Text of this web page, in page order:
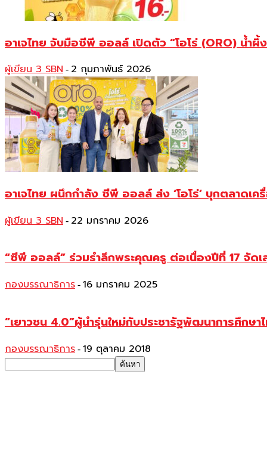
อาเจไทย จับมือซีพี ออลล์ เปิดตัว “โอโร่ (ORO) น้ำผึ้
ผู้เขียน 3 SBN - 2 กุมภาพันธ์ 2026
อาเจไทย ผนึกกำลัง ซีพี ออลล์ ส่ง ‘โอโร่’ บุกตลาด
ผู้เขียน 3 SBN - 22 มกราคม 2026
“ซีพี ออลล์” ร่วมรำลึกพระคุณครู ต่อเนื่องปีที่ 17 จัดเ
กองบรรณาธิการ - 16 มกราคม 2025
“เยาวชน 4.0”ผู้นำรุ่นใหม่กับประชารัฐพัฒนาการศึกษ
กองบรรณาธิการ - 19 ตุลาคม 2018